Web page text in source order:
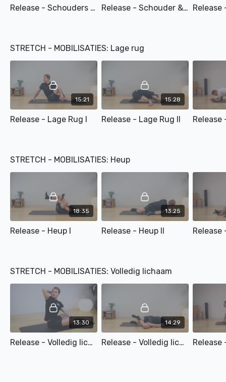
Release - Schouders & Bovenrug I Release - Schouder & Bovenrug II
STRETCH - MOBILISATIES: Lage rug
15:21
Release - Lage Rug I
15:28
Release - Lage Rug II Release
STRETCH - MOBILISATIES: Heup
18:35
Release - Heup I
13:25
Release - Heup II Release
STRETCH - MOBILISATIES: Volledig lichaam
13:30
Release - Volledig lichaam I
14:29
Release - Volledig lichaam II